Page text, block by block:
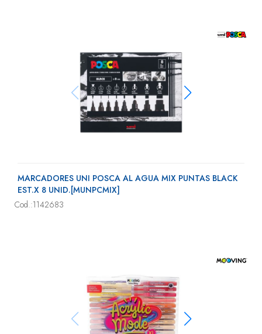
MARCADORES UNI POSCA AL AGUA MIX PUNTAS BLACK
EST.X 8 UNID.[MUNPCMIX]
Cod.:1142683